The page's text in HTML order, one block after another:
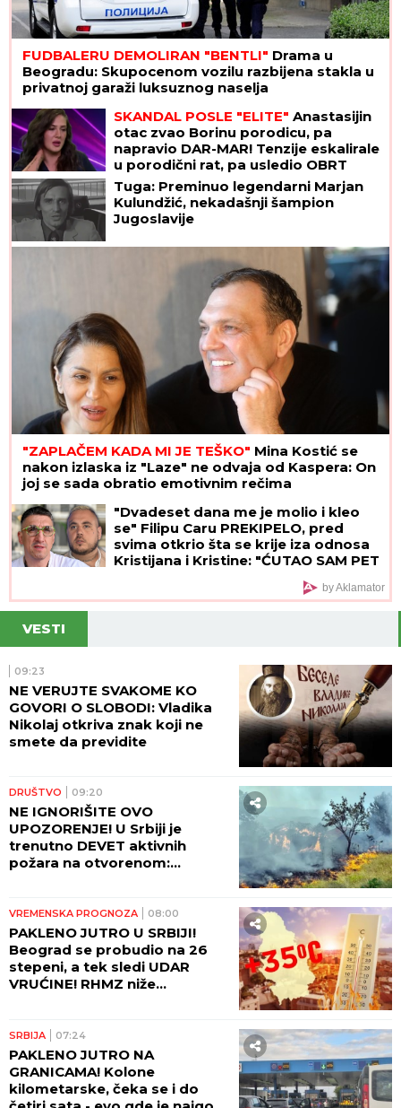
FUDBALERU DEMOLIRAN "BENTLI" Drama u
Beogradu: Skupocenom vozilu razbijena stakla u
privatnoj garaži luksuznog naselja
SKANDAL POSLE "ELITE" Anastasijin
otac zvao Borinu porodicu, pa
napravio DAR-MAR! Tenzije eskalirale
u porodični rat, pa usledio OBRT
Tuga: Preminuo legendarni Marjan
Kulundžić, nekadašnji šampion
Jugoslavije
"ZAPLAČEM KADA MI JE TEŠKO" Mina Kostić se
nakon izlaska iz "Laze" ne odvaja od Kaspera: On
joj se sada obratio emotivnim rečima
"Dvadeset dana me je molio i kleo
se" Filipu Caru PREKIPELO, pred
svima otkrio šta se krije iza odnosa
Kristijana i Kristine: "ĆUTAO SAM PET
by Aklamator
VESTI
09:23
NE VERUJTE SVAKOME KO
GOVORI O SLOBODI: Vladika
Nikolaj otkriva znak koji ne
smete da previdite
DRUŠTVO 09:20
NE IGNORIŠITE OVO
UPOZORENJE! U Srbiji je
trenutno DEVET aktivnih
požara na otvorenom:
VREMENSKA PROGNOZA 08:00
PAKLENO JUTRO U SRBIJI!
Beograd se probudio na 26
stepeni, a tek sledi UDAR
VRUĆINE! RHMZ niže
SRBIJA 07:24
PAKLENO JUTRO NA
GRANICAMA! Kolone
kilometarske, čeka se i do